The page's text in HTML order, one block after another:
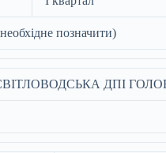
позначити)
ДПІ